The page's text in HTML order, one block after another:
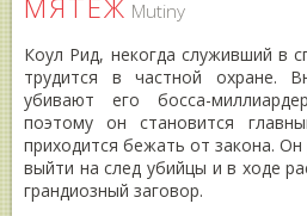
Mutiny
Коул Рид, некогда служивший в
трудится в частной охране.
убивают его босса-
поэтому он становится
приходится бежать от закона.
выйти на след убийцы и в ходе
грандиозный заговор.